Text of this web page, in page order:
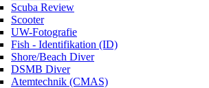
Scuba Review
Scooter
UW-Fotografie
Fish - Identifikation (ID)
Shore/Beach Diver
DSMB Diver
Atemtechnik (CMAS)